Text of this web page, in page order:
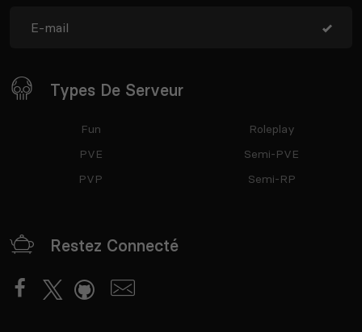
Types De Serveur
Fun
PVE
PVP
Roleplay
Semi-PVE
Semi-RP
Restez Connecté